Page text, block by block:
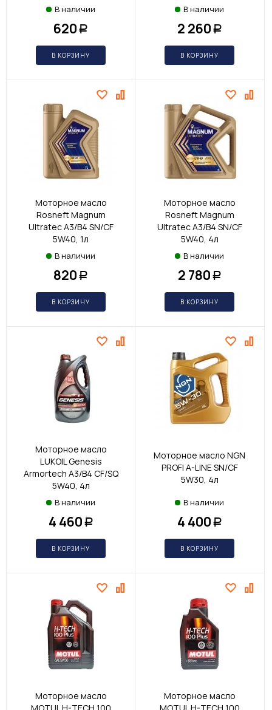
В наличии
620 Р
В КОРЗИНУ
В наличии
2 260 Р
В КОРЗИНУ
Моторное масло
Rosneft Magnum
Ultratec A3/B4 SN/CF
5W40, 1л
В наличии
820 Р
В КОРЗИНУ
Моторное масло
Rosneft Magnum
Ultratec A3/B4 SN/CF
5W40, 4л
В наличии
2 780 Р
В КОРЗИНУ
Моторное масло
LUKOIL Genesis
Armortech A3/B4 CF/SQ
5W40, 4л
В наличии
4 460 Р
В КОРЗИНУ
Моторное масло NGN
PROFI A-LINE SN/CF
5W30, 4л
В наличии
4 400 Р
В КОРЗИНУ
Моторное масло
Моторное масло